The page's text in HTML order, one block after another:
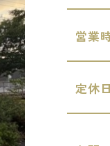
営業
定休日